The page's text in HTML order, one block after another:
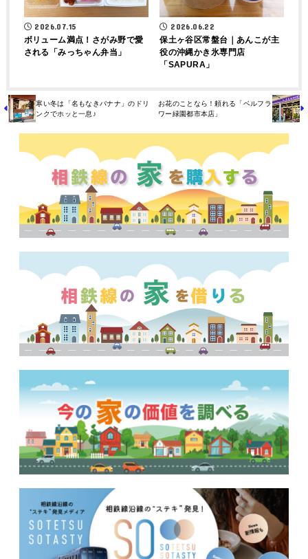
2026.07.15
ボリューム満点！さがみ野で愛
される「みっちゃん弁当」
2026.06.22
保土ヶ谷区常盤台｜あんこが主
役の沖縄かき氷専門店
「SAPURA」
寒い冬は「名もなきバナナ」のドリ
ンクでホッと一息♪
お花のことなら！頼れる「ベルフラ
ワー緑園都市本店」